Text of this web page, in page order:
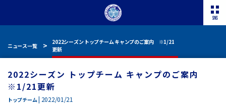
ニュース一覧
2022シーズン トップチーム キャンプのご案内 ※1/21
更新
2022シーズン トップチーム キャンプのご案内
※1/21更新
トップチーム| 2022/01/21